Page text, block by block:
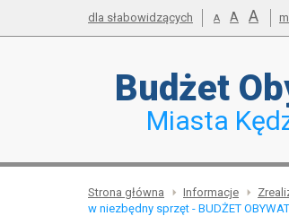
Przejdź do głównego
menu
Przejdź do treści
Przejdź do wyszukiwarki
Przejdź do mapy serwisu
dla słabowidzących A pomniejsz
A A
Budżet
Miasta
Strona główna Informacje
w niezbędny sprzęt - BUDŻET